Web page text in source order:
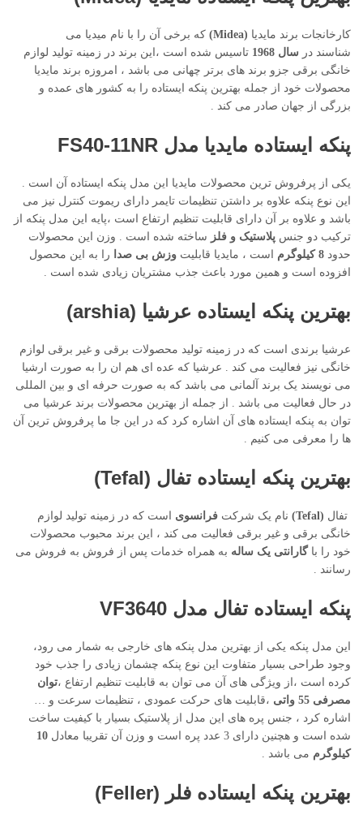
کارخانجات برند مایدیا (Midea)
که برخی آن را با نام میدیا می
شناسند در سال 1968
تاسیس شده است ،این برند در زمینه تولید لوازم
خانگی برقی جزو برند های برتر چهانی می باشد ، امروزه برند مایدیا
محصولات خود از جمله بهترین پنکه ایستاده را به کشور های عمده و
بزرگی از جهان صادر می کند .
پنکه ایستاده مایدیا مدل FS40-11NR
یکی از پرفروش ترین محصولات مایدیا این مدل پنکه ایستاده آن است .
این نوع پنکه علاوه بر داشتن تنظیمات تایمر دارای ریموت کنترل نیز می
باشد و علاوه بر آن دارای قابلیت تنظیم ارتفاع است ،پایه این مدل پنکه از
ترکیب دو جنس پلاستیک و فلز ساخته شده است . وزن این محصولات
حدود
است ، مایدیا قابلیت وزش بی صدا
را به این محصول
افزوده است و همین مورد باعث جذب مشتریان زیادی شده است .
بهترین پنکه ایستاده عرشیا (arshia)
عرشیا برندی است که در زمینه تولید محصولات برقی و غیر برقی لوازم
خانگی نیز فعالیت می کند . عرشیا که عده ای هم ان را به صورت ارشیا
می نویسند یک برند آلمانی می باشد که به صورت حرفه ای و بین المللی
در حال فعالیت می باشد . از جمله از بهترین محصولات برند عرشیا می
توان به پنکه ایستاده های آن اشاره کرد که در این جا ما پرفروش ترین آن
ها را معرفی می کنیم .
بهترین پنکه ایستاده تفال (Tefal)
تفال (Tefal) نام یک شرکت فرانسوی
است که در زمینه تولید لوازم
خانگی برقی و غیر برقی فعالیت می کند ، این برند محبوب محصولات
خود را با گارانتی یک ساله به همراه خدمات پس از فروش به فروش می
رسانند .
پنکه ایستاده تفال مدل VF3640
این مدل پنکه یکی از بهترین مدل پنکه های خارجی به شمار می رود،
وجود طراحی بسیار متفاوت این نوع پنکه چشمان زیادی را جذب خود
کرده است ،از ویژگی های آن می توان به قابلیت تنظیم ارتفاع ،توان
مصرفی 55 واتی
،قابلیت های حرکت عمودی ، تنظیمات سرعت و …
اشاره کرد ، جنس پره های این مدل از پلاستیک بسیار با کیفیت ساخت
شده است و هچنین دارای 3 عدد پره است و وزن آن تقریبا معادل
10
کیلوگرم می باشد .
بهترین پنکه ایستاده فلر (Feller)